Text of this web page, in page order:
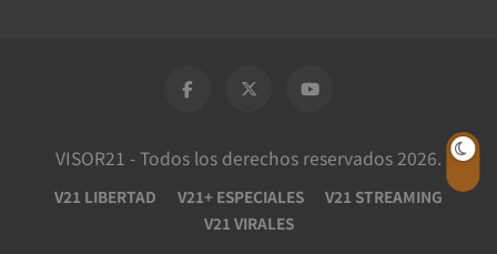
VISOR21 - Todos los derechos reservados 2026.
V21 LIBERTAD V21+ ESPECIALES
V21 STREAMING
V21 VIRALES